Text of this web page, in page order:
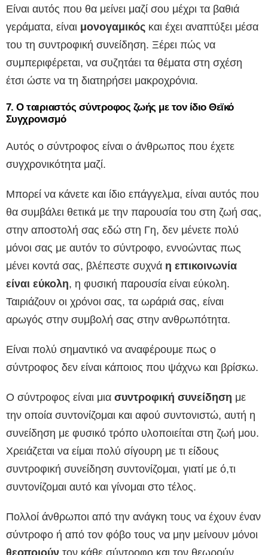
Είναι αυτός που θα μείνει μαζί σου μέχρι τα βαθιά
γεράματα, είναι μονογαμικός και έχει αναπτύξει μέσα
του τη συντροφική συνείδηση. Ξέρει πώς να
συμπεριφέρεται, να συζητάει τα θέματα στη σχέση
έτσι ώστε να τη διατηρήσει μακροχρόνια.
7. Ο ταιριαστός σύντροφος ζωής με τον ίδιο Θεϊκό
Συγχρονισμό
Αυτός ο σύντροφος είναι ο άνθρωπος που έχετε
συγχρονικότητα μαζί.
Μπορεί να κάνετε και ίδιο επάγγελμα, είναι αυτός που
θα συμβάλει θετικά με την παρουσία του στη ζωή σας,
στην αποστολή σας εδώ στη Γη, δεν μένετε πολύ
μόνοι σας με αυτόν το σύντροφο, εννοώντας πως
μένει κοντά σας, βλέπεστε συχνά η επικοινωνία
είναι εύκολη, η φυσική παρουσία είναι εύκολη.
Ταιριάζουν οι χρόνοι σας, τα ωράριά σας, είναι
αρωγός στην συμβολή σας στην ανθρωπότητα.
Είναι πολύ σημαντικό να αναφέρουμε πως ο
σύντροφος δεν είναι κάποιος που ψάχνω και βρίσκω.
Ο σύντροφος είναι μια συντροφική συνείδηση με
την οποία συντονίζομαι και αφού συντονιστώ, αυτή η
συνείδηση με φυσικό τρόπο υλοποιείται στη ζωή μου.
Χρειάζεται να είμαι πολύ σίγουρη με τι είδους
συντροφική συνείδηση συντονίζομαι, γιατί με ό,τι
συντονίζομαι αυτό και γίνομαι στο τέλος.
Πολλοί άνθρωποι από την ανάγκη τους να έχουν έναν
σύντροφο ή από τον φόβο τους να μην μείνουν μόνοι
θεοποιούν τον κάθε σύντροφο και τον θεωρούν